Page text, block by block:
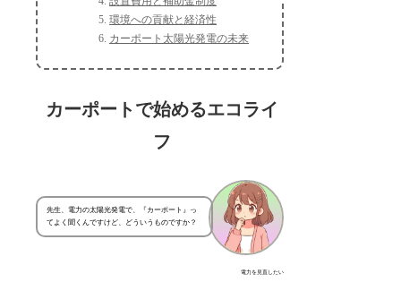
環境への貢献と経済性
カーポート太陽光発電の未来
カーポートで始めるエコライ
フ
電力を見直したい
先生、電力の太陽光発電で、『カーポート』っ
てよく聞くんですけど、どういうものですか？